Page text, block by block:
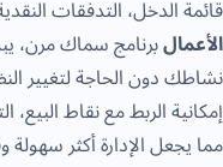
قائمة الدخل، التدفقات
الأعمالبرنامج سماك مرن،
نشاطك دون الحاجة لتغيير
إمكانية الربط مع نقاط البيع،
مما يجعل الإدارة أكثر سهولة